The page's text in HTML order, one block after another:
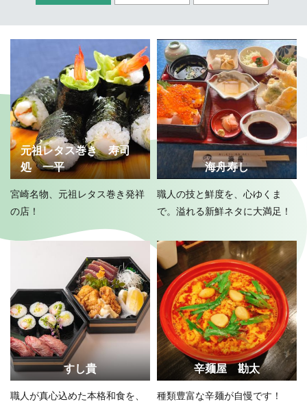
元祖レタス巻き 寿司
処 一平
宮崎名物、元祖レタス巻き発祥
の店！
海舟寿し
職人の技と鮮度を、心ゆくま
で。溢れる新鮮ネタに大満足！
すし貴
職人が真心込めた本格和食を、
辛麺屋 勘太
種類豊富な辛麺が自慢です！